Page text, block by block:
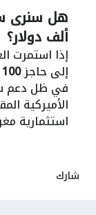
ألف دولار؟
إذا استمرت
إلى حاجز100 ألف دولار
في ظل دعم
الأميركية
استثمارية
شارك